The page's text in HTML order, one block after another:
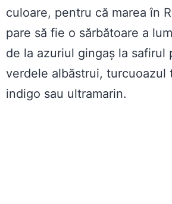
culoare, pentru că marea în
pare să fie o sărbătoare a
de la azuriul gingaș la safirul
verdele albăstrui, turcuoazul
indigo sau ultramarin.